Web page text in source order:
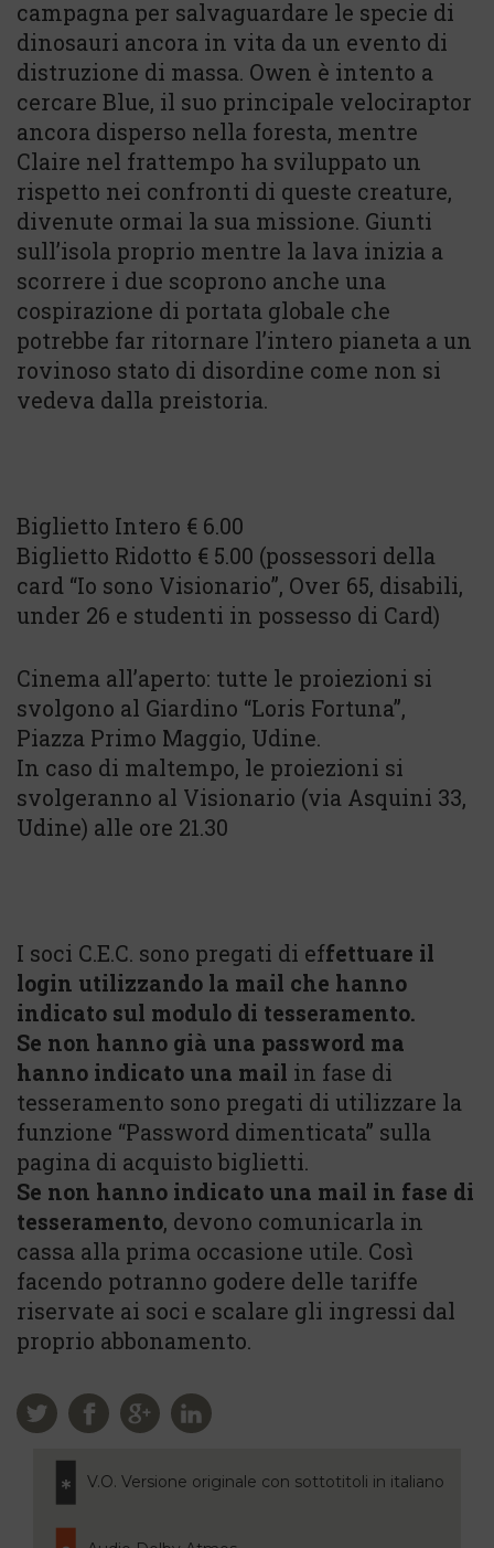
campagna per salvaguardare le specie di
dinosauri ancora in vita da un evento di
distruzione di massa. Owen è intento a
cercare Blue, il suo principale velociraptor
ancora disperso nella foresta, mentre
Claire nel frattempo ha sviluppato un
rispetto nei confronti di queste creature,
divenute ormai la sua missione. Giunti
sull’isola proprio mentre la lava inizia a
scorrere i due scoprono anche una
cospirazione di portata globale che
potrebbe far ritornare l’intero pianeta a un
rovinoso stato di disordine come non si
vedeva dalla preistoria.
Biglietto Intero € 6.00
Biglietto Ridotto € 5.00 (possessori della
card “Io sono Visionario”, Over 65, disabili,
under 26 e studenti in possesso di Card)
Cinema all’aperto: tutte le proiezioni si
svolgono al Giardino “Loris Fortuna”,
Piazza Primo Maggio, Udine.
In caso di maltempo, le proiezioni si
svolgeranno al Visionario (via Asquini 33,
Udine) alle ore 21.30
I soci C.E.C. sono pregati di effettuare il
login utilizzando la mail che hanno
indicato sul modulo di tesseramento.
Se non hanno già una password ma
hanno indicato una mail in fase di
tesseramento sono pregati di utilizzare la
funzione “Password dimenticata” sulla
pagina di acquisto biglietti.
Se non hanno indicato una mail in fase di
tesseramento, devono comunicarla in
cassa alla prima occasione utile. Così
facendo potranno godere delle tariffe
riservate ai soci e scalare gli ingressi dal
proprio abbonamento.
V.O. Versione originale con sottotitoli in italiano